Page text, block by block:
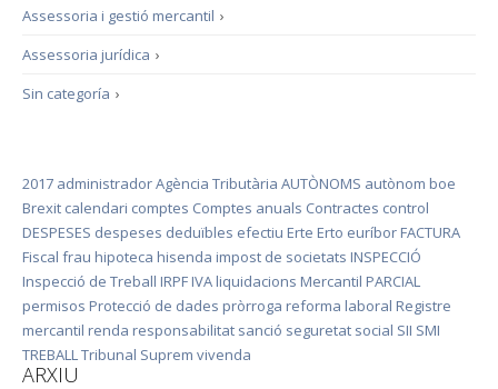
›
Assessoria i gestió mercantil
›
Assessoria jurídica
›
Sin categoría
2017 administradorAgència Tributària AUTÒNOMS autònom boe
Brexit calendari comptes Comptes anuals Contractes control
DESPESES despeses deduïbles efectiu Erte Erto euríbor FACTURA
Fiscal frau hipoteca hisenda impost de societats INSPECCIÓ
Inspecció de Treball IRPF IVA liquidacions Mercantil PARCIAL
permisos Protecció de dades pròrroga reforma laboral Registre
mercantil renda responsabilitat sanció seguretat social SII SMI
TREBALLTribunal Suprem vivenda
ARXIU